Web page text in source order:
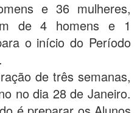
e 36 mulheres,
de 4 homens e 1
o início do Período
de três semanas,
no dia 28 de Janeiro.